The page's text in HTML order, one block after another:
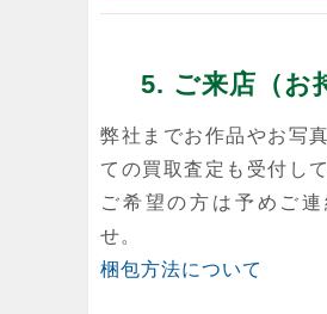
5. ご来店（お
弊社までお作品やお写
ての買取査定も受付し
ご希望の方は予めご連
せ。
梱包方法について